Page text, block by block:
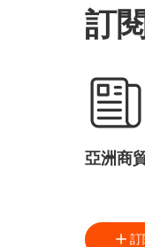
訂
亞洲商
訂